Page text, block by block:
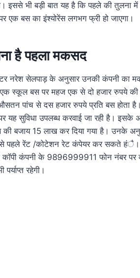
इससे भी बड़ी बात यह है कि पहले की तुलना
एक बस का इंश्योरेंस लगभग फ्री हो जाएगा।
है पहला मकसद
नरेश सेलपाड़ के अनुसार उनकी कंपनी का
स्कूल बस पर महज एक से दो हजार रुपये की
पांच से दस हजार रुपये प्रति बस होता
यह सुविधा उपलब्ध करवाई जा रही है। इसके
की बजाय 15 लाख कर दिया गया है। उनके
से पहले रेंट /कोटेशन रेट कंपेयर कर सकते
कॉपी कंपनी के 9896999911 फोन नंबर पर
रहेगी।